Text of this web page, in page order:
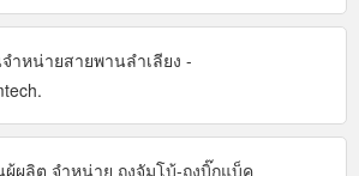
ำหน่ายสายพานลำเลียง -
ผู้ผลิต จำหน่าย ถุงจัมโบ้-ถุงบิ๊กแบ็ค